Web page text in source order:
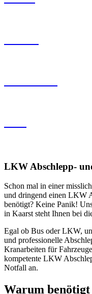
LKW Abschlepp-
Schon mal in einer
und dringend einen LKW
benötigt? Keine Panik!
in Kaarst steht Ihnen bei
Egal ob Bus oder LKW,
und professionelle
Kranarbeiten für
kompetente LKW
Notfall an.
Warum